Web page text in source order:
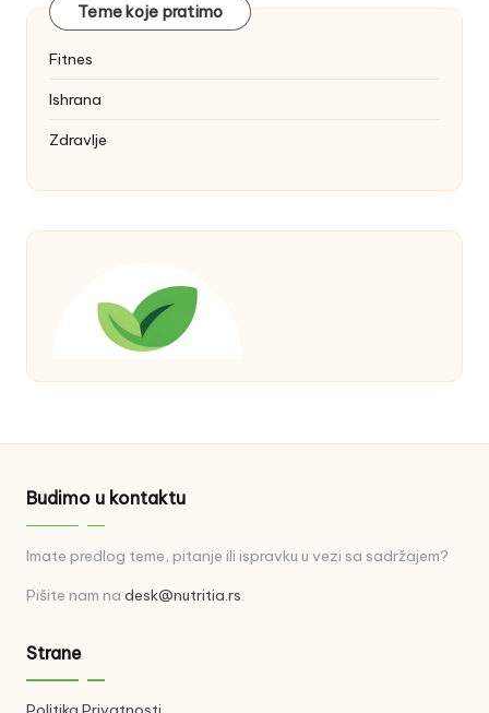
Teme koje pratimo
Fitnes
Ishrana
Zdravlje
Budimo u kontaktu
Imate predlog teme, pitanje ili ispravku u vezi sa sadržajem?
Pišite nam na desk@nutritia.rs.
Strane